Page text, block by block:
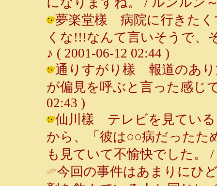
夢楽堂樣 病院に行きたく
くな!!!なんて言いそうで、
♪ ( 2001-06-12 02:44 )
通りすがり樣 報道のあり
が偏見を呼ぶと言った感じ
02:43 )
仙川樣 テレビを見ている
から、「彼は○○病だったた
も見ていて不愉快でした。
今回の事件はあまりにひ